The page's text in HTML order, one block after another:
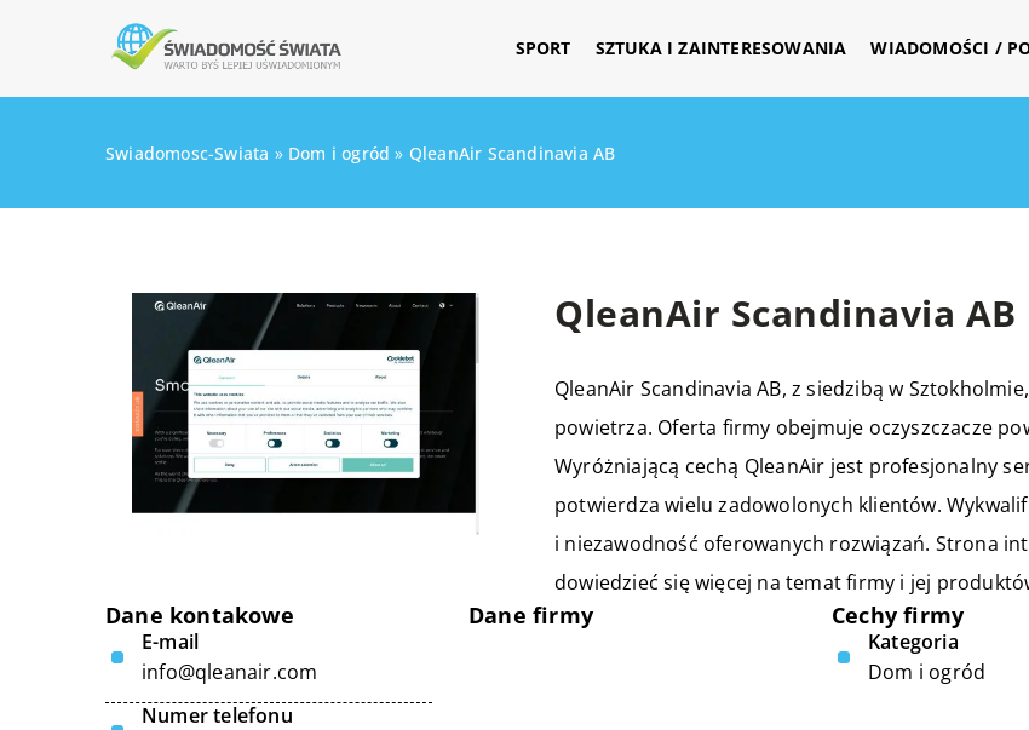
SPORT SZTUKA I ZAINTERESOWANIA WIADOMOŚCI /
Swiadomosc-Swiata » Dom i ogród » QleanAir Scandinavia AB
QleanAir Scandinavia AB
QleanAir Scandinavia AB, z siedzibą w
powietrza. Oferta firmy obejmuje oczyszczacze
Wyróżniającą cechą QleanAir jest profesjonalny
potwierdza wielu zadowolonych klientów.
i niezawodność oferowanych rozwiązań. Strona
dowiedzieć się więcej na temat firmy i jej
Dane kontakowe
E-mail
info@qleanair.com
Numer telefonu
Dane firmy Cechy firmy
Kategoria
Dom i ogród